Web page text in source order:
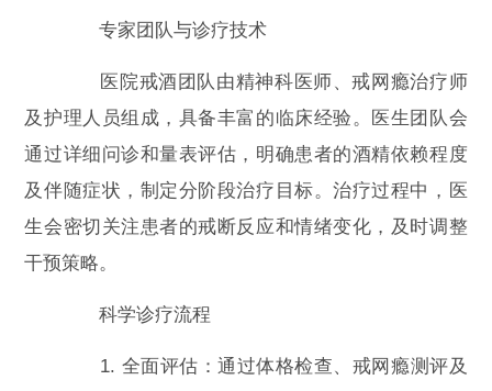
专家团队与诊疗技术
医院戒酒团队由精神科医师、戒网瘾治疗师
及护理人员组成，具备丰富的临床经验。医生团队会
通过详细问诊和量表评估，明确患者的酒精依赖程度
及伴随症状，制定分阶段治疗目标。治疗过程中，医
生会密切关注患者的戒断反应和情绪变化，及时调整
干预策略。
科学诊疗流程
1. 全面评估：通过体格检查、戒网瘾测评及